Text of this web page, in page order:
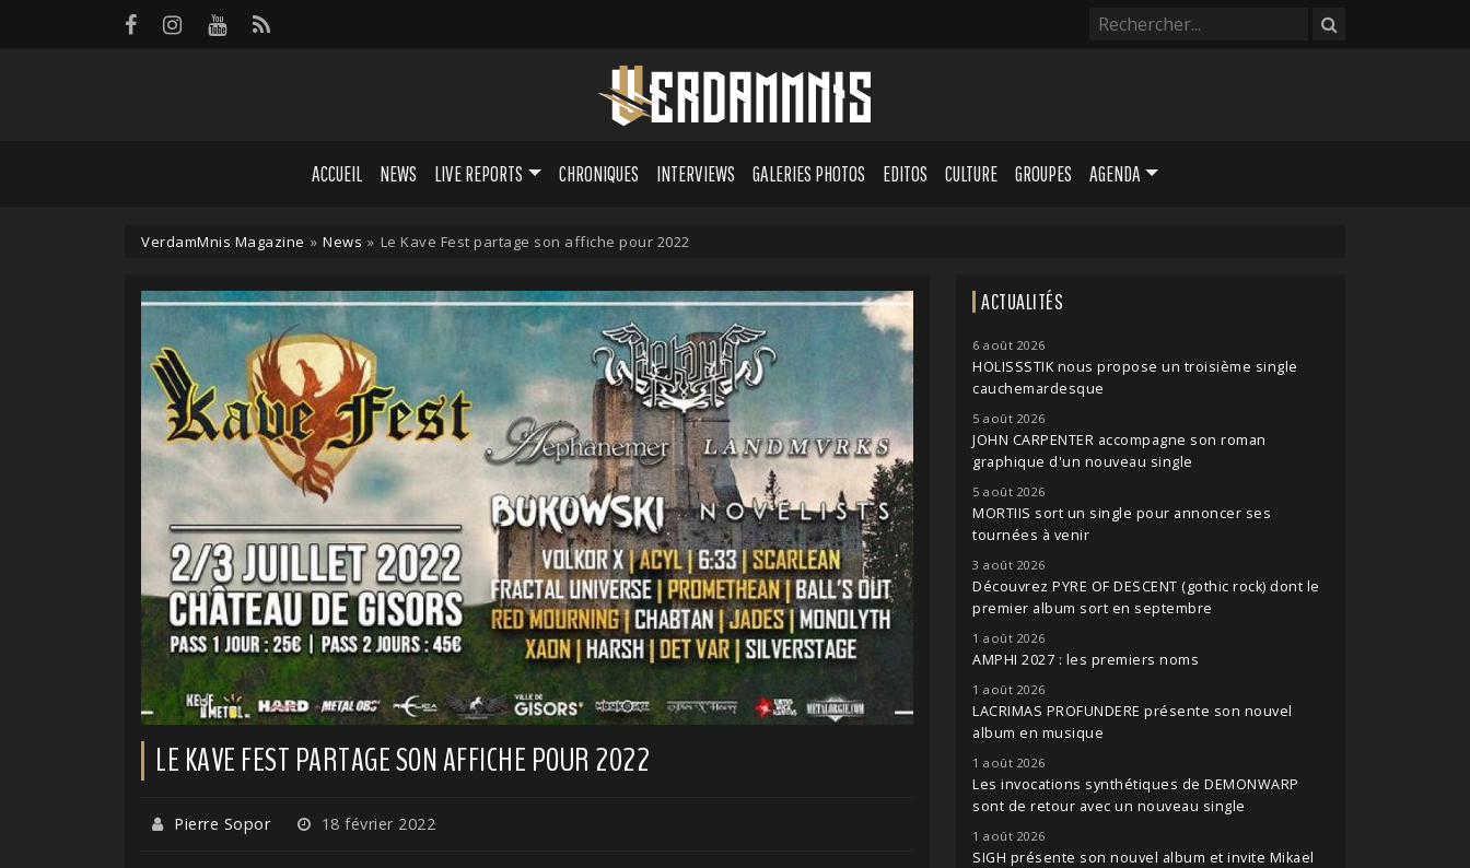
ACCUEIL NEWS LIVE REPORTS CHRONIQUES INTERVIEWS GALERIES PHOTOS EDITOS CULTURE GROUPES AGENDA
VerdamMnis Magazine » News » Le Kave Fest partage son affiche pour 2022
LE KAVE FEST PARTAGE SON AFFICHE POUR 2022
Pierre Sopor 18 février 2022
ACTUALITÉS
6 août 2026
HOLISSSTIK nous propose un troisième single
cauchemardesque
5 août 2026
JOHN CARPENTER accompagne son roman
graphique d'un nouveau single
5 août 2026
MORTIIS sort un single pour annoncer ses
tournées à venir
3 août 2026
Découvrez PYRE OF DESCENT (gothic rock) dont le
premier album sort en septembre
1 août 2026
AMPHI 2027 : les premiers noms
1 août 2026
LACRIMAS PROFUNDERE présente son nouvel
album en musique
1 août 2026
Les invocations synthétiques de DEMONWARP
sont de retour avec un nouveau single
1 août 2026
SIGH présente son nouvel album et invite Mikael
Panneau de gestion des cookies